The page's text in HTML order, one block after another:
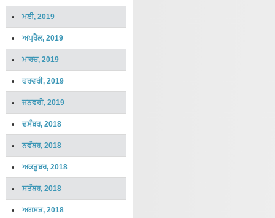
ਮਈ, 2019
ਅਪ੍ਰੈਲ, 2019
ਮਾਰਚ, 2019
ਫਰਵਰੀ, 2019
ਜਨਵਰੀ, 2019
ਦਸੰਬਰ, 2018
ਨਵੰਬਰ, 2018
ਅਕਤੂਬਰ, 2018
ਸਤੰਬਰ, 2018
ਅਗਸਤ, 2018